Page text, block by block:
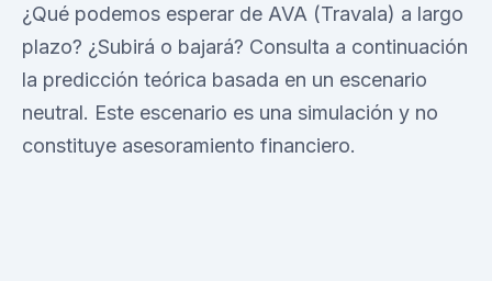
¿Qué podemos esperar de AVA (Travala) a largo
plazo? ¿Subirá o bajará? Consulta a continuación
la predicción teórica basada en un escenario
neutral. Este escenario es una simulación y no
constituye asesoramiento financiero.